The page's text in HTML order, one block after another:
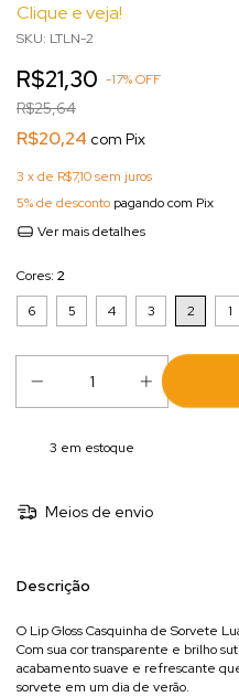
Clique e veja!
SKU: LTLN-2
R$21,30 -17%OFF
R$25,64
R$20,24 com Pix
3 x de R$7,10sem juros
5% de desconto pagando com Pix
Ver mais detalhes
Cores: 2
6
5 4 3 2 1
3 em estoque
Meios de envio
Descrição
O Lip Gloss Casquinha de Sorvete
Com sua cor transparente e brilho
acabamento suave e refrescante
sorvete em um dia de verão.